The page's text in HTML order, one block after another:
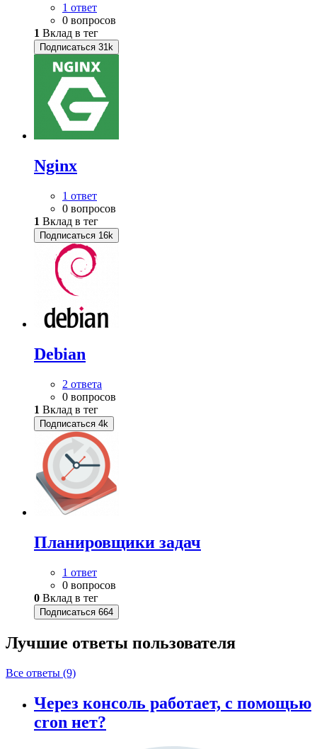
1 ответ
0 вопросов
1 Вклад в тег
Подписаться 31k
Nginx
1 ответ
0 вопросов
1 Вклад в тег
Подписаться 16k
Debian
2 ответа
0 вопросов
1 Вклад в тег
Подписаться 4k
Планировщики задач
1 ответ
0 вопросов
0 Вклад в тег
Подписаться 664
Лучшие ответы пользователя
Все ответы (9)
Через консоль работает, с помощью
cron нет?